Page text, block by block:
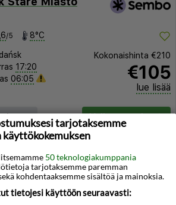
/5 8°C
17:20
06:05
Kokonaishinta €210
€105
lue lisää
lento Valitse matka
tarjotaksemme
50 teknologiakumppania
tarjotaksemme paremman
kohdentaaksemme sisältöä ja mainoksia.
tietojesi käyttöön seuraavasti: